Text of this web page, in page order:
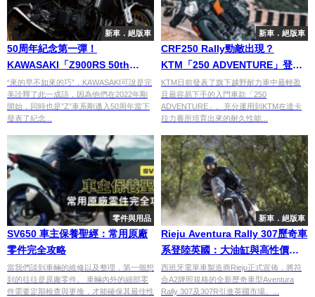
新車．絕版車
50周年紀念第一彈！
KAWASAKI「Z900RS 50th
Anniversary」
“來的早不如來的巧”，KAWASAKI可說是完
美詮釋了此一成語，因為他們在2022年剛
開始，同時也是”Z”車系剛邁入50周年當下
發表了紀念...
新車．絕版車
CRF250 Rally勁敵出現？
KTM「250 ADVENTURE」登
場！
KTM日前發表了旗下越野耐力車中最輕盈
且最容易下手的入門車款「250
ADVENTURE」。充分運用到KTM在達卡
拉力賽所培育出來的耐久性能...
零件與用品
SV650 車主保養聖經：常用原廠
零件完全攻略
當我們談到車輛的維修以及整理，第一個想
到的往往是原廠零件。 車輛內外的細部零
件需要定期檢查與更換，才能確保其最佳性
新車．絕版車
Rieju Aventura Rally 307歷奇車
系登陸英國：大油缸與高性價比
之選
西班牙電單車製造商Rieju正式宣佈，將符
合A2牌照規格的全新歷奇車型Aventura
Rally 307及307R引進英國市場。...